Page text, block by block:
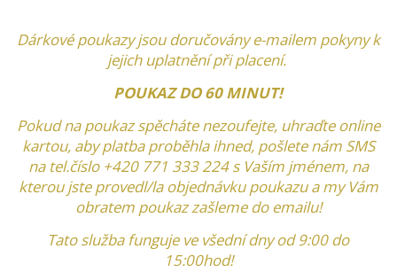
Dárkové poukazy jsou doručovány e-mailem pokyny k
jejich uplatnění při placení.
POUKAZ DO 60 MINUT!
Pokud na poukaz spěcháte nezoufejte, uhraďte online
kartou, aby platba proběhla ihned, pošlete nám SMS
na tel.číslo +420 771 333 224 s Vaším jménem, na
kterou jste provedl/la objednávku poukazua my Vám
obratem poukaz zašleme do emailu!
Tato služba funguje ve všední dny od 9:00 do
15:00hod!